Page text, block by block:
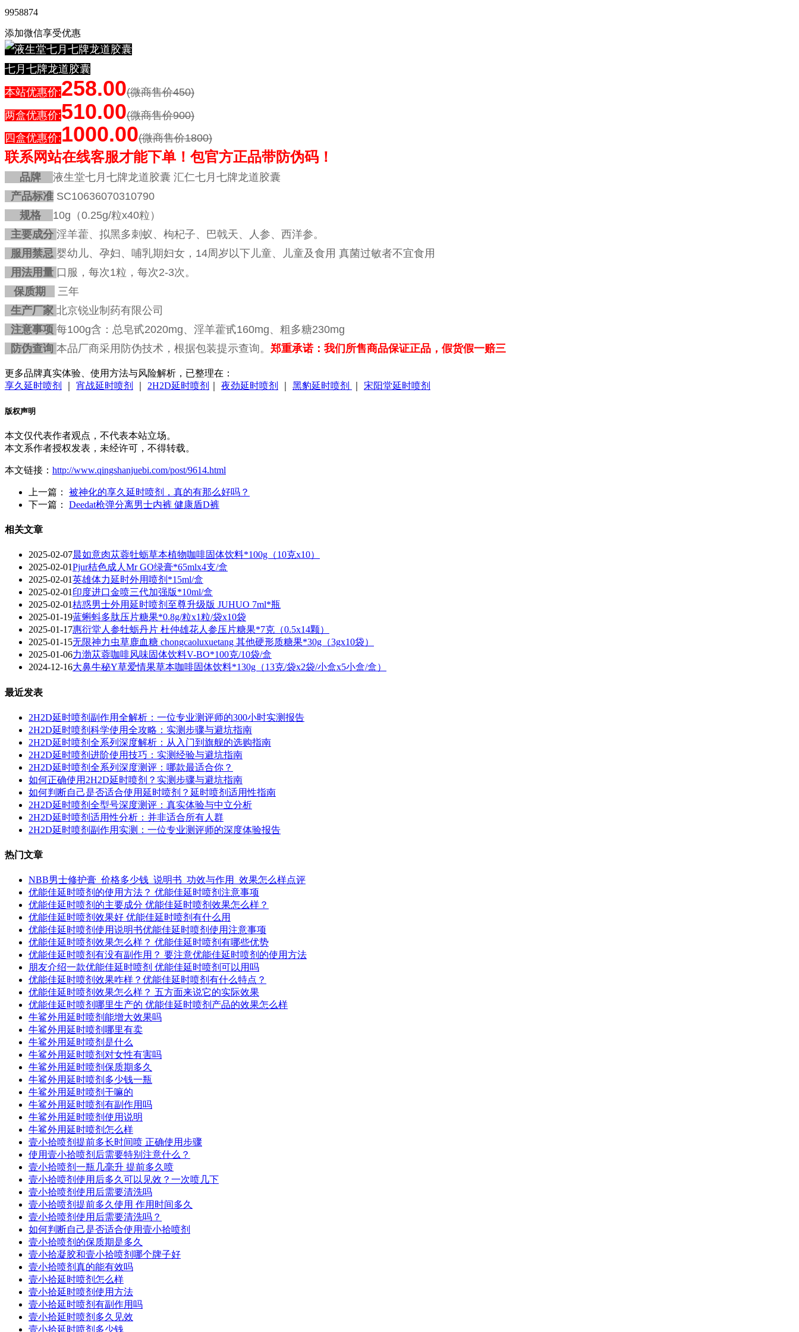
9958874
添加微信享受优惠
七月七牌龙道胶囊
本站优惠价:258.00(微商售价450)
两盒优惠价:510.00(微商售价900)
四盒优惠价:1000.00(微商售价1800)
联系网站在线客服才能下单！ 包官方正品带防伪码！
品牌
液生堂七月七牌龙道胶囊 汇仁七月七牌龙道胶囊
产品标准 SC10636070310790
规格
10g（0.25g/粒x40粒）
主要成分 淫羊藿、拟黑多刺蚁、枸杞子、巴戟天、人参、西洋参。
服用禁忌 婴幼儿、孕妇、哺乳期妇女，14周岁以下儿童、儿童及食用 真菌过敏者不宜食用
用法用量 口服，每次1粒，每次2-3次。
保质期
三年
生产厂家 北京锐业制药有限公司
注意事项 每100g含：总皂甙2020mg、淫羊藿甙160mg、粗多糖230mg
防伪查询 本品厂商采用防伪技术，根据包装提示查询。 郑重承诺：我们所售商品保证正品，假货假一赔三
更多品牌真实体验、使用方法与风险解析，已整理在：
享久延时喷剂
宵战延时喷剂 2H2D延时喷剂 夜劲延时喷剂 黑豹延时喷剂 宋阳堂延时喷剂
版权声明
本文仅代表作者观点，不代表本站立场。
本文系作者授权发表，未经许可，不得转载。
本文链接： http://www.qingshanjuebi.com/post/9614.html
上一篇： 被神化的享久延时喷剂，真的有那么好吗？
下一篇： Deedat枪弹分离男士内裤 健康盾D裤
相关文章
2025-02-07晨如意肉苁蓉牡蛎草本植物咖啡固体饮料*100g（10克x10）
2025-02-01Pjur桔色成人Mr GO绿膏*65mlx4支/盒
2025-02-01英雄体力延时外用喷剂*15ml/盒
2025-02-01 印度进口金喷三代加强版*10ml/盒
2025-02-01桔惑男士外用延时喷剂至尊升级版 JUHUO 7ml*瓶
2025-01-19蓝蝌蚪多肽压片糖果*0.8g/粒x1粒/袋x10袋
2025-01-17惠衍堂人参牡蛎丹片 杜仲雄花人参压片糖果*7克（0.5x14颗）
2025-01-15无限神力虫草鹿血糖 chongcaoluxuetang 其他硬形质糖果*30g（3gx10袋）
2025-01-06​力渤苁蓉咖啡风味固体饮料V-BO*100克/10袋/盒
2024-12-16大鼻牛秘Y草爱情果草本咖啡固体饮料*130g（13克/袋x2袋/小盒x5小盒/盒）
最近发表
2H2D延时喷剂副作用全解析：一位专业测评师的300小时实测报告
2H2D延时喷剂科学使用全攻略：实测步骤与避坑指南
2H2D延时喷剂全系列深度解析：从入门到旗舰的选购指南
2H2D延时喷剂进阶使用技巧：实测经验与避坑指南
2H2D延时喷剂全系列深度测评：哪款最适合你？
如何正确使用2H2D延时喷剂？实测步骤与避坑指南
如何判断自己是否适合使用延时喷剂？延时喷剂适用性指南
2H2D延时喷剂全型号深度测评：真实体验与中立分析
2H2D延时喷剂适用性分析：并非适合所有人群
2H2D延时喷剂副作用实测：一位专业测评师的深度体验报告
热门文章
NBB男士修护膏_价格多少钱_说明书_功效与作用_效果怎么样点评
优能佳延时喷剂的使用方法？ 优能佳延时喷剂注意事项
优能佳延时喷剂的主要成分 优能佳延时喷剂效果怎么样？
优能佳延时喷剂效果好 优能佳延时喷剂有什么用
优能佳延时喷剂使用说明书优能佳延时喷剂使用注意事项
优能佳延时喷剂效果怎么样？ 优能佳延时喷剂有哪些优势
优能佳延时喷剂有没有副作用？ 要注意优能佳延时喷剂的使用方法
朋友介绍一款优能佳延时喷剂 优能佳延时喷剂可以用吗
优能佳延时喷剂效果咋样？优能佳延时喷剂有什么特点？
优能佳延时喷剂效果怎么样？ 五方面来说它的实际效果
优能佳延时喷剂哪里生产的 优能佳延时喷剂产品的效果怎么样
牛鲨外用延时喷剂能增大效果吗
牛鲨外用延时喷剂哪里有卖
牛鲨外用延时喷剂是什么
牛鲨外用延时喷剂对女性有害吗
牛鲨外用延时喷剂保质期多久
牛鲨外用延时喷剂多少钱一瓶
牛鲨外用延时喷剂干嘛的
牛鲨外用延时喷剂有副作用吗
牛鲨外用延时喷剂使用说明
牛鲨外用延时喷剂怎么样
壹小拾喷剂提前多长时间喷 正确使用步骤
使用壹小拾喷剂后需要特别注意什么？
壹小拾喷剂一瓶几毫升 提前多久喷
壹小拾喷剂使用后多久可以见效？一次喷几下
壹小拾喷剂使用后需要清洗吗
壹小拾喷剂提前多久使用 作用时间多久
壹小拾喷剂使用后需要清洗吗？
如何判断自己是否适合使用壹小拾喷剂
壹小拾喷剂的保质期是多久
壹小拾凝胶和壹小拾喷剂哪个牌子好
壹小拾喷剂真的能有效吗
壹小拾延时喷剂怎么样
壹小拾延时喷剂使用方法
壹小拾延时喷剂有副作用吗
壹小拾延时喷剂多久见效
壹小拾延时喷剂多少钱